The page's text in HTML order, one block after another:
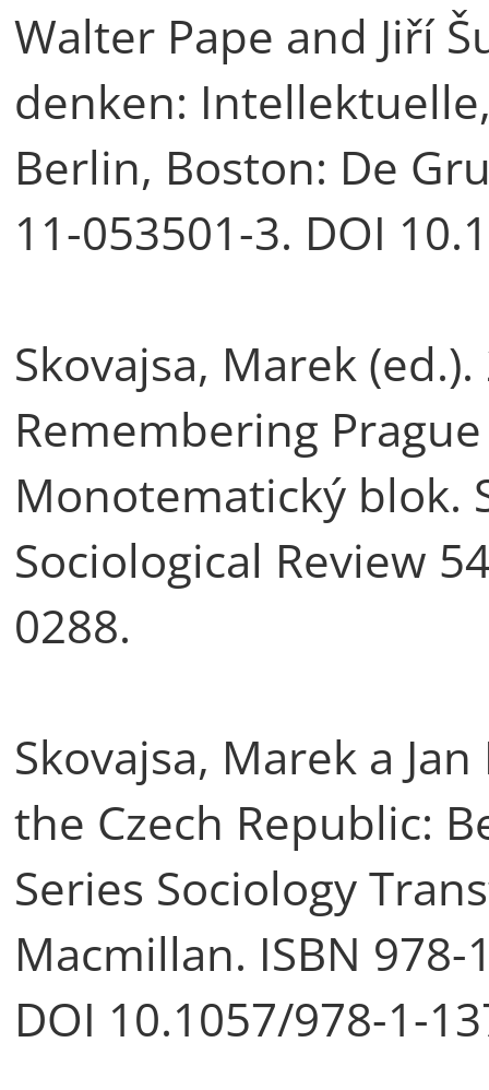
Walter Pape and Jiří
denken:
Berlin, Boston: De
11-053501-3. DOI
Skovajsa, Marek
Remembering
Monotematický blok.
Sociological Review
0288.
Skovajsa, Marek a
the Czech Republic:
Series Sociology
Macmillan. ISBN 978-
DOI 10.1057/978-1-